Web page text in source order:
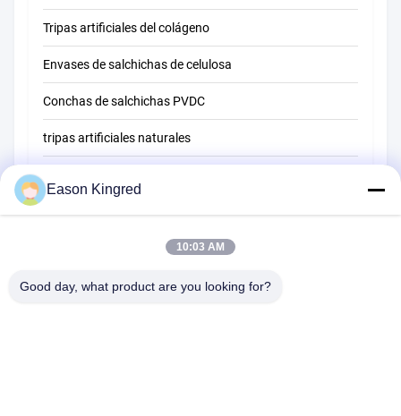
Tripas artificiales del colágeno
Envases de salchichas de celulosa
Conchas de salchichas PVDC
tripas artificiales naturales
Película de embalaje de alimentos
Eason Kingred
10:03 AM
Good day, what product are you looking for?